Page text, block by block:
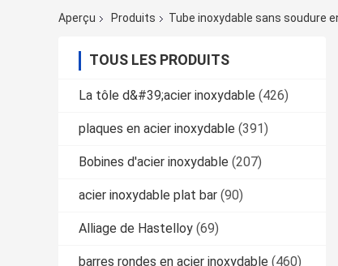
Aperçu Produits Tube inoxydable sans soudure
TOUS LES PRODUITS
La tôle d&#39;acier inoxydable (426)
plaques en acier inoxydable (391)
Bobines d'acier inoxydable (207)
acier inoxydable plat bar (90)
Alliage de Hastelloy (69)
barres rondes en acier inoxydable (460)